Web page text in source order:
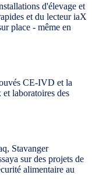
d'élevage et
et du lecteur iaX
place - même en
CE-IVD et la
laboratoires des
Stavanger
sur des projets de
alimentaire au